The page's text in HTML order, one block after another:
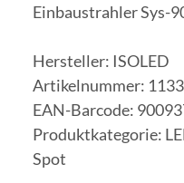
Einbaustrahler Sys-
Hersteller: ISOLED
Artikelnummer:
EAN-Barcode:
Produktkategorie:
Spot